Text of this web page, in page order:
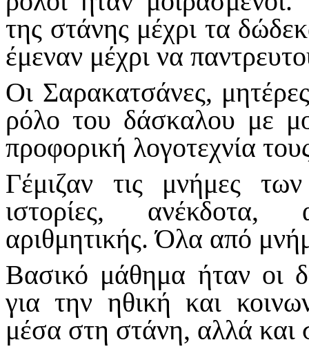
της στάνης μέχρι τα
έμεναν μέχρι να
Οι Σαρακατσάνες,
ρόλο του δάσκαλου με
προφορική λογοτεχνία
Γέμιζαν τις μνήμες
ιστορίες, ανέκδοτα,
αριθμητικής. Όλα από
Βασικό μάθημα ήταν οι
για την ηθική και
μέσα στη στάνη, αλλά και